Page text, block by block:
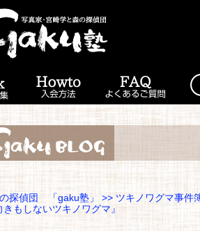
探偵団 「gaku塾」 >> ツキノワグマ事件
もしないツキノワグマ』